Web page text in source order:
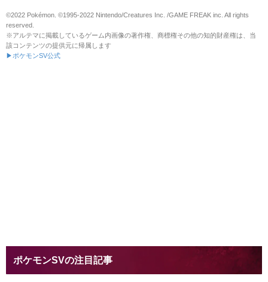
©2022 Pokémon. ©1995-2022 Nintendo/Creatures Inc. /GAME FREAK inc. All rights
reserved.
※アルテマに掲載しているゲーム内画像の著作権、商標権その他の知的財産権は、当
該コンテンツの提供元に帰属します
▶ポケモンSV公式
ポケモンSVの注目記事